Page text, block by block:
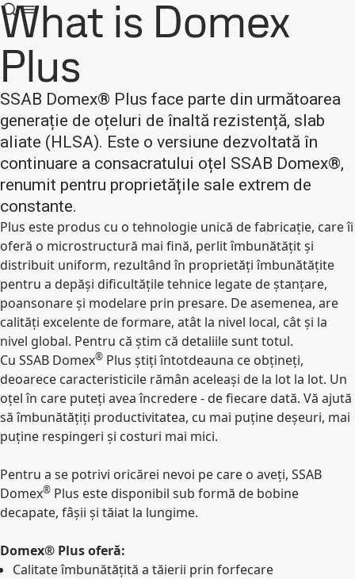
What is Domex
Plus
SSAB Domex® Plus face parte din următoarea
generație de oțeluri de înaltă rezistență, slab
aliate (HLSA). Este o versiune dezvoltată în
continuare a consacratului oțel SSAB Domex®,
renumit pentru proprietățile sale extrem de
constante.
Plus este produs cu o tehnologie unică de fabricație, care îi
oferă o microstructură mai fină, perlit îmbunătățit și
distribuit uniform, rezultând în proprietăți îmbunătățite
pentru a depăși dificultățile tehnice legate de ștanțare,
poansonare și modelare prin presare. De asemenea, are
calități excelente de formare, atât la nivel local, cât și la
nivel global. Pentru că știm că detaliile sunt totul.
Cu SSAB Domex® Plus știți întotdeauna ce obțineți,
deoarece caracteristicile rămân aceleași de la lot la lot. Un
oțel în care puteți avea încredere - de fiecare dată. Vă ajută
să îmbunătățiți productivitatea, cu mai puține deșeuri, mai
puține respingeri și costuri mai mici.
Pentru a se potrivi oricărei nevoi pe care o aveți, SSAB
Domex® Plus este disponibil sub formă de bobine
decapate, fâșii și tăiat la lungime.
Domex® Plus oferă:
Calitate îmbunătățită a tăierii prin forfecare